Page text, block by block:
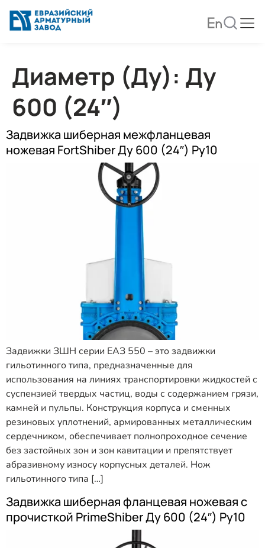
Диаметр (Ду): Ду
600 (24″)
Задвижка шиберная межфланцевая
ножевая FortShiber Ду 600 (24″) Ру10
Задвижки ЗШН серии ЕАЗ 550 – это задвижки
гильотинного типа, предназначенные для
использования на линиях транспортировки жидкостей с
суспензией твердых частиц, воды с содержанием грязи,
камней и пульпы. Конструкция корпуса и сменных
резиновых уплотнений, армированных металлическим
сердечником, обеспечивает полнопроходное сечение
без застойных зон и зон кавитации и препятствует
абразивному износу корпусных деталей. Нож
гильотинного типа […]
Задвижка шиберная фланцевая ножевая с
прочисткой PrimeShiber Ду 600 (24″) Ру10